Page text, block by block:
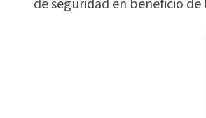
de seguridad en beneficio